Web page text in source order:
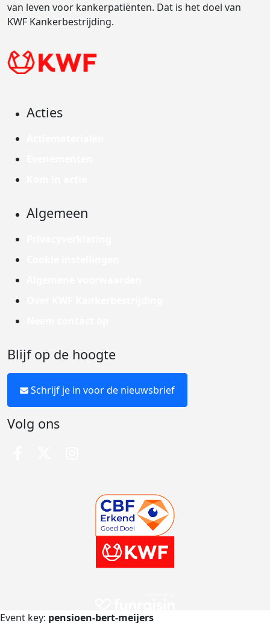
van leven voor kankerpatiënten. Dat is het doel van
KWF Kankerbestrijding.
Acties
Algemeen
Blijf op de hoogte
Schrijf je in voor de nieuwsbrief
Volg ons
Event key: pensioen-bert-meijers